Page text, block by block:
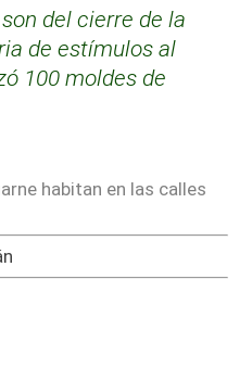
del cierre de la
de estímulos al
100 moldes de